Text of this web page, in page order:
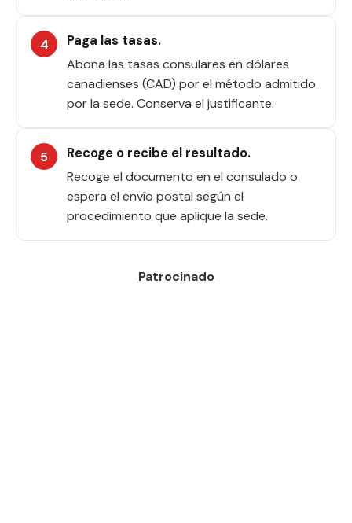
Paga las tasas.
Abona las tasas consulares en dólares
canadienses (CAD) por el método admitido
por la sede. Conserva el justificante.
Recoge o recibe el resultado.
Recoge el documento en el consulado o
espera el envío postal según el
procedimiento que aplique la sede.